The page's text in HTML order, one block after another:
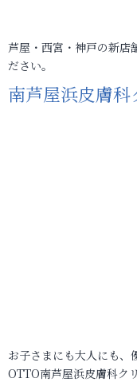
芦屋・西宮・神戸の新店
ださい。
南芦屋浜皮膚科
お子さまにも大人にも、
OTTO南芦屋浜皮膚科ク